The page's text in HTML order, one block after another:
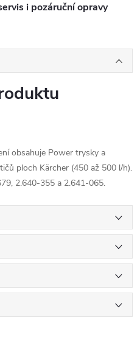
i pozáruční opravy
obsahuje Power trysky a
ploch Kärcher (450 až 500 l/h).
2.640-355 a 2.641-065.